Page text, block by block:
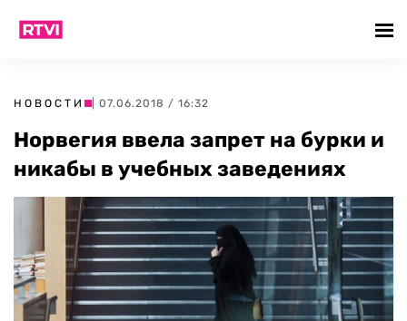
НОВОСТИ | 07.06.2018 / 16:32
Норвегия ввела запрет на бурки и
никабы в учебных заведениях